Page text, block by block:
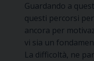
Guardando a
questi percorsi
ancora per
vi sia un
La difficoltà, ne